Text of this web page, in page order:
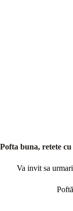
Pofta buna, retete
Va invit sa